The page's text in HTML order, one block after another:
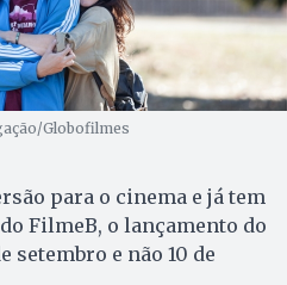
Globofilmes
para o cinema e já tem
FilmeB, o lançamento do
setembro e não 10 de